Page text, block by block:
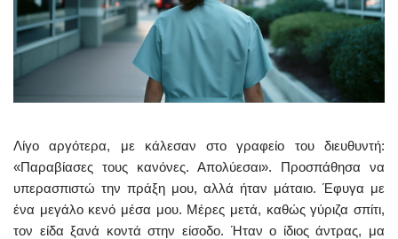
Λίγο αργότερα, με κάλεσαν στο γραφείο του διευθυντή:
«Παραβίασες τους κανόνες. Απολύεσαι». Προσπάθησα να
υπερασπιστώ την πράξη μου, αλλά ήταν μάταιο. Έφυγα με
ένα μεγάλο κενό μέσα μου. Μέρες μετά, καθώς γύριζα σπίτι,
τον είδα ξανά κοντά στην είσοδο. Ήταν ο ίδιος άντρας, μα